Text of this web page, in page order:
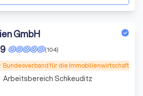
GmbH
Bundesverband für die Immobilienwirtschaft
(104)
Arbeitsbereich Schkeuditz